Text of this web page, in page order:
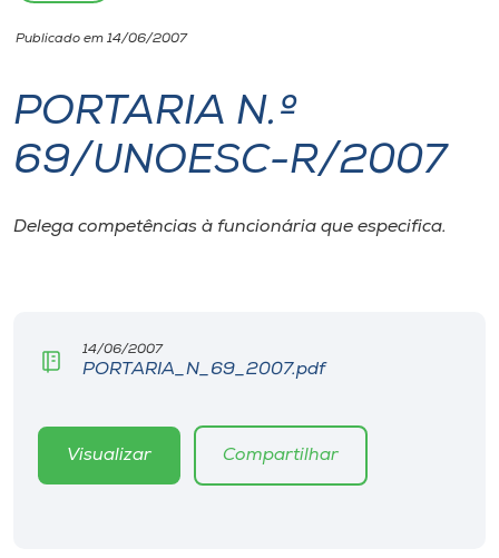
Unoesc
Internacionalização
I.nova
Diplomados
CPA
Biblioteca
Publicado em 14/06/2007
PORTARIA N.º
69/UNOESC-R/2007
Delega competências à funcionária que especifica.
14/06/2007
PORTARIA_N_69_2007.pdf
Visualizar Compartilhar